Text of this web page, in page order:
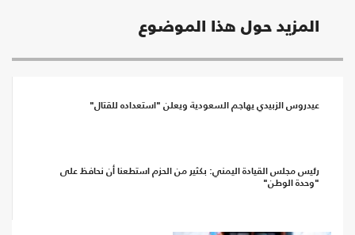
المزيد حول هذا الموضوع
عيدروس الزبيدي يهاجم السعودية ويعلن "استعداده للقتال"
رئيس مجلس القيادة اليمني: بكثير من الحزم استطعنا أن نحافظ على
"وحدة الوطن"